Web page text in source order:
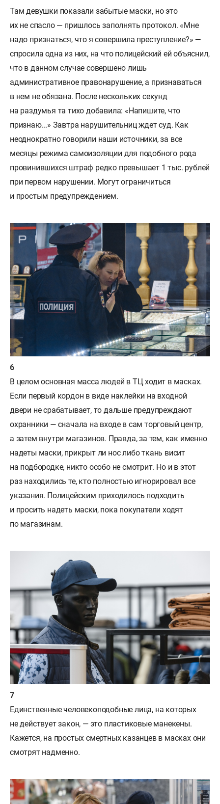
Там девушки показали забытые маски, но это
их не спасло — пришлось заполнять протокол. «Мне
надо признаться, что я совершила преступление?» —
спросила одна из них, на что полицейский ей объяснил,
что в данном случае совершено лишь
административное правонарушение, а признаваться
в нем не обязана. После нескольких секунд
на раздумья та тихо добавила: «Напишите, что
признаю...» Завтра нарушительниц ждет суд. Как
неоднократно говорили наши источники, за все
месяцы режима самоизоляции для подобного рода
провинившихся штраф редко превышает 1 тыс. рублей
при первом нарушении. Могут ограничиться
и простым предупреждением.
В целом основная масса людей в ТЦ ходит в масках.
Если первый кордон в виде наклейки на входной
двери не срабатывает, то дальше предупреждают
охранники — сначала на входе в сам торговый центр,
а затем внутри магазинов. Правда, за тем, как именно
надеты маски, прикрыт ли нос либо ткань висит
на подбородке, никто особо не смотрит. Но и в этот
раз находились те, кто полностью игнорировал все
указания. Полицейским приходилось подходить
и просить надеть маски, пока покупатели ходят
по магазинам.
Единственные человекоподобные лица, на которых
не действует закон, — это пластиковые манекены.
Кажется, на простых смертных казанцев в масках они
смотрят надменно.